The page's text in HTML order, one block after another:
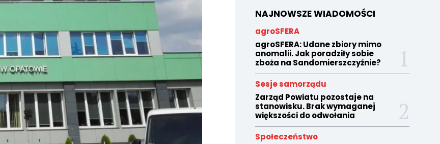
NAJNOWSZE WIADOMOŚCI
agroSFERA
agroSFERA: Udane zbiory mimo
anomalii. Jak poradziły sobie
zboża na Sandomierszczyźnie?
Sesje samorządu
Zarząd Powiatu pozostaje na
stanowisku. Brak wymaganej
większości do odwołania
Społeczeństwo